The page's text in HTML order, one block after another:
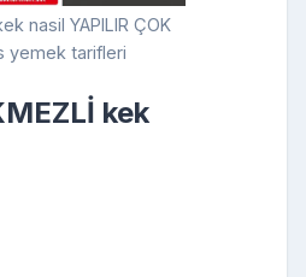
nasil YAPILIR ÇOK
yemek tarifleri
kek